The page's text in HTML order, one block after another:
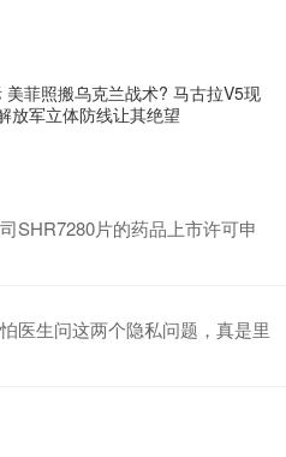
美菲照搬乌克兰战术? 马古拉V5现
放军立体防线让其绝望
SHR7280片的药品上市许可申
医生问这两个隐私问题，真是里